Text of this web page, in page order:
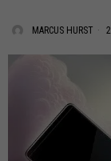
MARCUS HURST